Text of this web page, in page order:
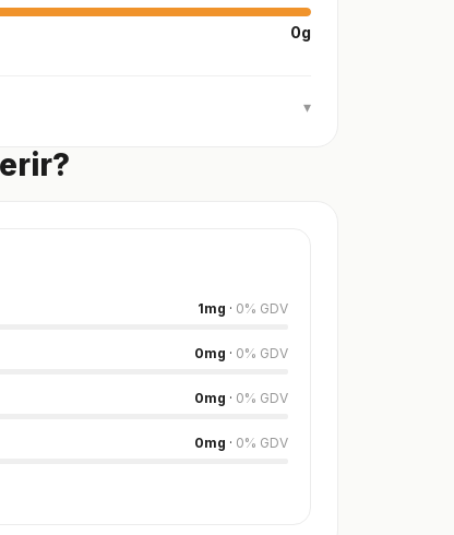
0g
▾
1mg · 0% GDV
0mg · 0% GDV
0mg · 0% GDV
0mg · 0% GDV